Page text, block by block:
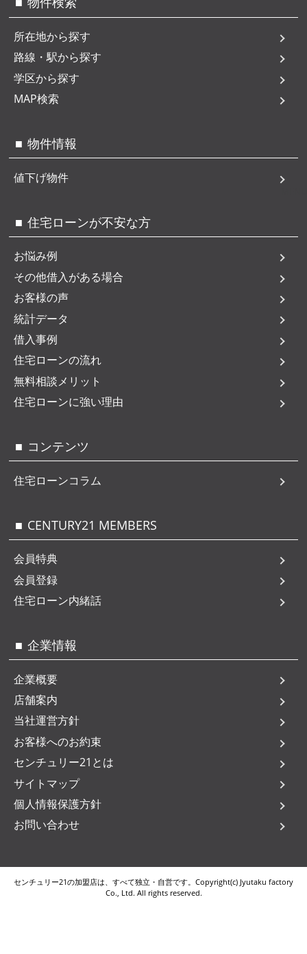
所在地から探す
路線・駅から探す
学区から探す
MAP検索
物件情報
値下げ物件
住宅ローンが不安な方
お悩み例
その他借入がある場合
お客様の声
統計データ
借入事例
住宅ローンの流れ
無料相談メリット
住宅ローンに強い理由
コンテンツ
住宅ローンコラム
CENTURY21 MEMBERS
会員特典
会員登録
住宅ローン内緒話
企業情報
企業概要
店舗案内
当社運営方針
お客様へのお約束
センチュリー21とは
サイトマップ
個人情報保護方針
お問い合わせ
センチュリー21の加盟店は、すべて独立・自営です。Copyright(c) Jyutaku factory
Co., Ltd. All rights reserved.